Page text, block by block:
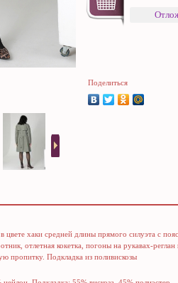
Поделиться
хаки средней длины прямого силуэта с
отлетная кокетка, погоны на рукавах-
пропитку. Подкладка из поливискозы